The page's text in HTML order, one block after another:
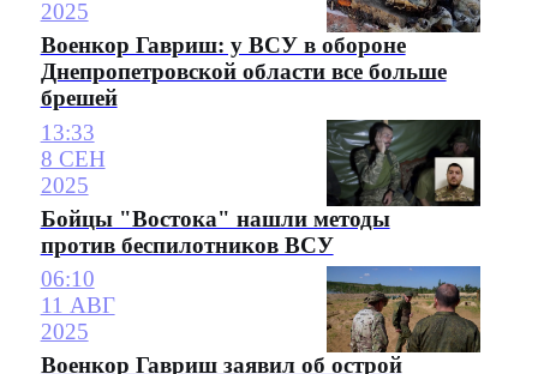
2025
Военкор Гавриш: у ВСУ в обороне
Днепропетровской области все больше
брешей
13:33
8 СЕН
2025
Бойцы "Востока" нашли методы
против беспилотников ВСУ
06:10
11 АВГ
2025
Военкор Гавриш заявил об острой